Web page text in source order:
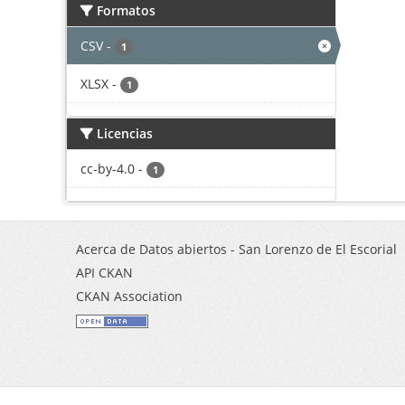
Formatos
CSV - 1
XLSX - 1
Licencias
cc-by-4.0 - 1
Acerca de Datos abiertos - San Lorenzo de El Escorial
API CKAN
CKAN Association